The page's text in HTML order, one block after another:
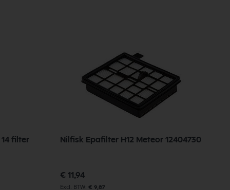
filter
Nilfisk Epafilter H12 Meteor 12404730
€ 11,94
€ 9,87